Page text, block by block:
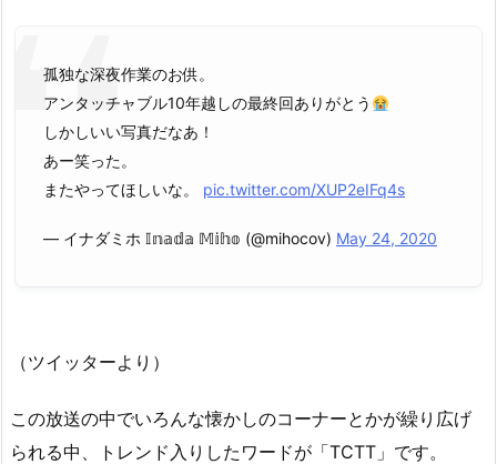
孤独な深夜作業のお供。
アンタッチャブル10年越しの最終回ありがとう
しかしいい写真だなあ！
あー笑った。
またやってほしいな。 pic.twitter.com/XUP2eIFq4s
— イナダミホ 𝕀𝕟𝕒𝕕𝕒 𝕄𝕚𝕙𝕠 (@mihocov) May 24, 2020
（ツイッターより）
この放送の中でいろんな懐かしのコーナーとかが繰り広げ
られる中、トレンド入りしたワードが「TCTT」です。